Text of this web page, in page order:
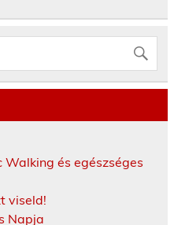
Walking és egészséges
viseld!
Napja